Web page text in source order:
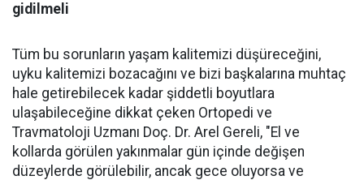
gidilmeli
Tüm bu sorunların yaşam kalitemizi düşüreceğini,
uyku kalitemizi bozacağını ve bizi başkalarına muhtaç
hale getirebilecek kadar şiddetli boyutlara
ulaşabileceğine dikkat çeken Ortopedi ve
Travmatoloji Uzmanı Doç. Dr. Arel Gereli, "El ve
kollarda görülen yakınmalar gün içinde değişen
düzeylerde görülebilir, ancak gece oluyorsa ve